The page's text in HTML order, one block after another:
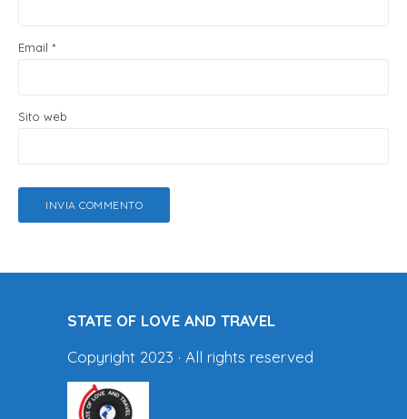
Email *
Sito web
STATE OF LOVE AND TRAVEL
Copyright 2023 · All rights reserved